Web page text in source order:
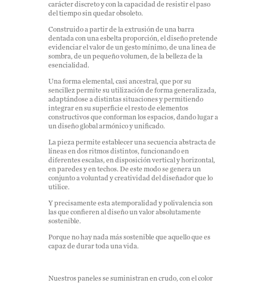
carácter discreto y con la capacidad de resistir el paso
del tiempo sin quedar obsoleto.
Construido a partir de la extrusión de una barra
dentada con una esbelta proporción, el diseño pretende
evidenciar el valor de un gesto mínimo, de una linea de
sombra, de un pequeño volumen, de la belleza de la
esencialidad.
Una forma elemental, casi ancestral, que por su
sencillez permite su utilización de forma generalizada,
adaptándose a distintas situaciones y permitiendo
integrar en su superficie el resto de elementos
constructivos que conforman los espacios, dando lugar a
un diseño global armónico y unificado.
La pieza permite establecer una secuencia abstracta de
líneas en dos ritmos distintos, funcionando en
diferentes escalas, en disposición vertical y horizontal,
en paredes y en techos. De este modo se genera un
conjunto a voluntad y creatividad del diseñador que lo
utilice.
Y precisamente esta atemporalidad y polivalencia son
las que confieren al diseño un valor absolutamente
sostenible.
Porque no hay nada más sostenible que aquello que es
capaz de durar toda una vida.
Nuestros paneles se suministran en crudo, con el color